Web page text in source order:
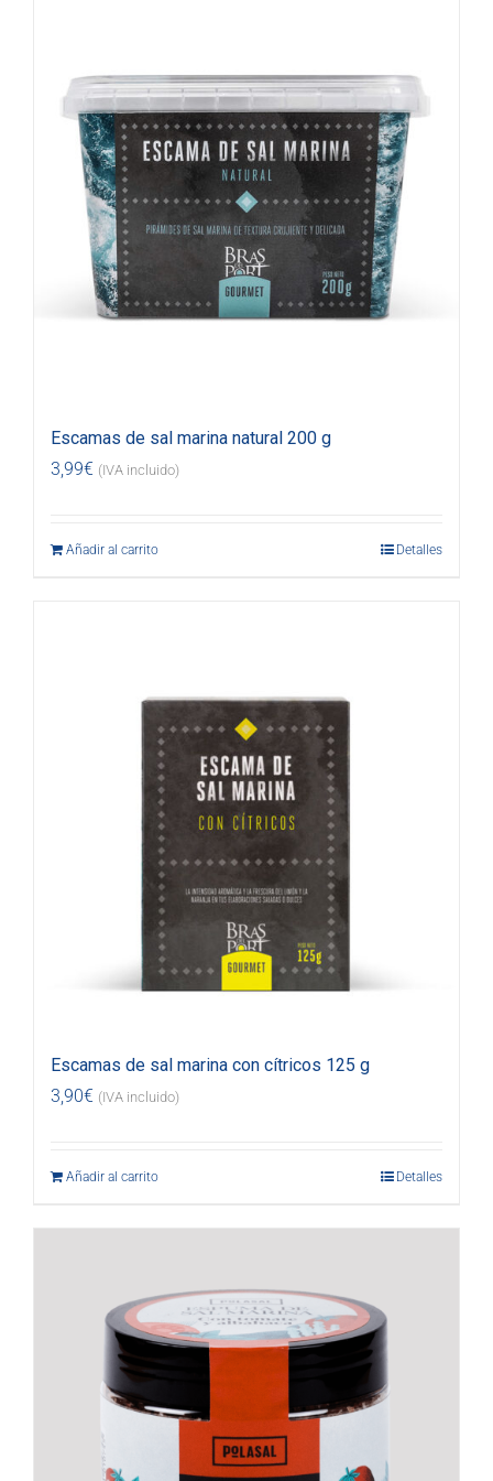
Escamas de sal marina natural 200 g
3,99€ (IVA incluido)
Añadir al carrito Detalles
Escamas de sal marina con cítricos 125 g
3,90€ (IVA incluido)
Añadir al carrito Detalles